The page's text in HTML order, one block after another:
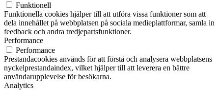
Funktionell
Funktionella cookies hjälper till att utföra vissa funktioner som att
dela innehållet på webbplatsen på sociala medieplattformar, samla in
feedback och andra tredjepartsfunktioner.
Performance
Performance
Prestandacookies används för att förstå och analysera webbplatsens
nyckelprestandaindex, vilket hjälper till att leverera en bättre
användarupplevelse för besökarna.
Analytics